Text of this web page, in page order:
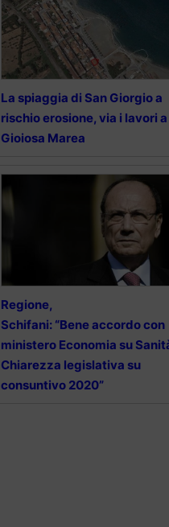
La spiaggia di San Giorgio a
rischio erosione, via i lavori a
Gioiosa Marea
Regione,
Schifani: “Bene accordo con
ministero Economia su
Chiarezza legislativa su
consuntivo 2020”